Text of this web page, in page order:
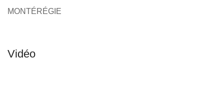
MONTÉRÉGIE